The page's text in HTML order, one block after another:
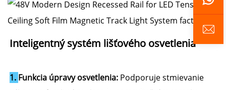
Inteligentný systém lišťového osvetlenia
1. Funkcia úpravy osvetlenia: Podporuje stmievanie